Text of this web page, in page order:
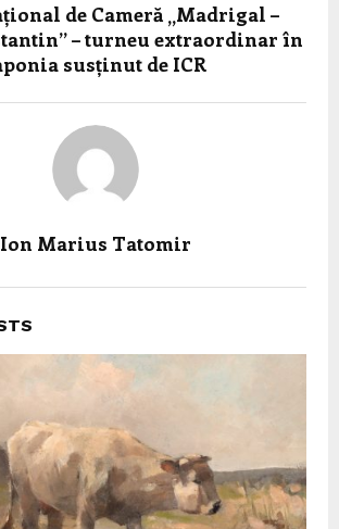
de Cameră „Madrigal –
– turneu extraordinar în
susținut de ICR
Ion Marius Tatomir